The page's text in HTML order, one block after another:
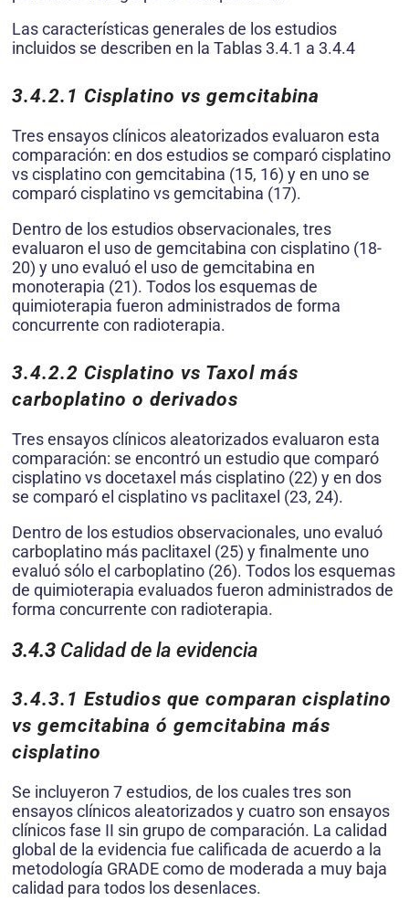
Las características generales de los estudios
incluidos se describen en la Tablas 3.4.1 a 3.4.4
3.4.2.1 Cisplatino vs gemcitabina
Tres ensayos clínicos aleatorizados evaluaron esta
comparación: en dos estudios se comparó cisplatino
vs cisplatino con gemcitabina (15, 16) y en uno se
comparó cisplatino vs gemcitabina (17).
Dentro de los estudios observacionales, tres
evaluaron el uso de gemcitabina con cisplatino (18-
20) y uno evaluó el uso de gemcitabina en
monoterapia (21). Todos los esquemas de
quimioterapia fueron administrados de forma
concurrente con radioterapia.
3.4.2.2 Cisplatino vs Taxol más
carboplatino o derivados
Tres ensayos clínicos aleatorizados evaluaron esta
comparación: se encontró un estudio que comparó
cisplatino vs docetaxel más cisplatino (22) y en dos
se comparó el cisplatino vs paclitaxel (23, 24).
Dentro de los estudios observacionales, uno evaluó
carboplatino más paclitaxel (25) y finalmente uno
evaluó sólo el carboplatino (26). Todos los esquemas
de quimioterapia evaluados fueron administrados de
forma concurrente con radioterapia.
3.4.3 Calidad de la evidencia
3.4.3.1 Estudios que comparan cisplatino
vs gemcitabina ó gemcitabina más
cisplatino
Se incluyeron 7 estudios, de los cuales tres son
ensayos clínicos aleatorizados y cuatro son ensayos
clínicos fase II sin grupo de comparación. La calidad
global de la evidencia fue calificada de acuerdo a la
metodología GRADE como de moderada a muy baja
calidad para todos los desenlaces.